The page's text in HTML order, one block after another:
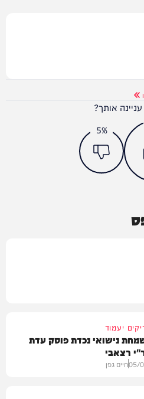
אותך?
5%
יעמוד
נישואי נכדת פוסק עדת
רצאבי
05/חיים גפן